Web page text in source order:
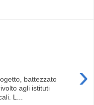
›
battezzato
agli istituti
L...